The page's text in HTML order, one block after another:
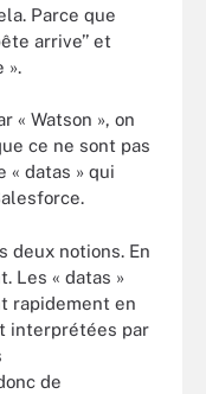
Parce que
arrive’’ et
».
« Watson », on
ce ne sont pas
« datas » qui
deux notions. En
Les « datas »
rapidement en
interprétées par
de